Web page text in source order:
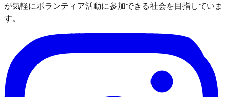
が気軽にボランティア活動に参加できる社会を目指していま
す。